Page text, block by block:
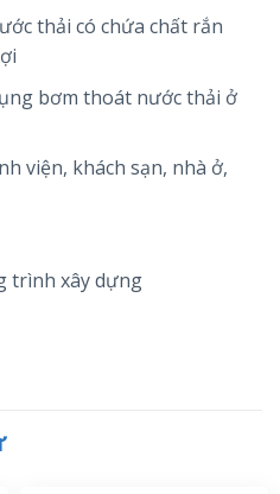
thải có chứa chất rắn
bơm thoát nước thải ở
viện, khách sạn, nhà ở,
trình xây dựng